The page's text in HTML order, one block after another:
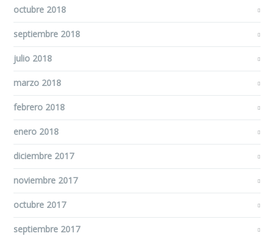
octubre 2018
septiembre 2018
julio 2018
marzo 2018
febrero 2018
enero 2018
diciembre 2017
noviembre 2017
octubre 2017
septiembre 2017